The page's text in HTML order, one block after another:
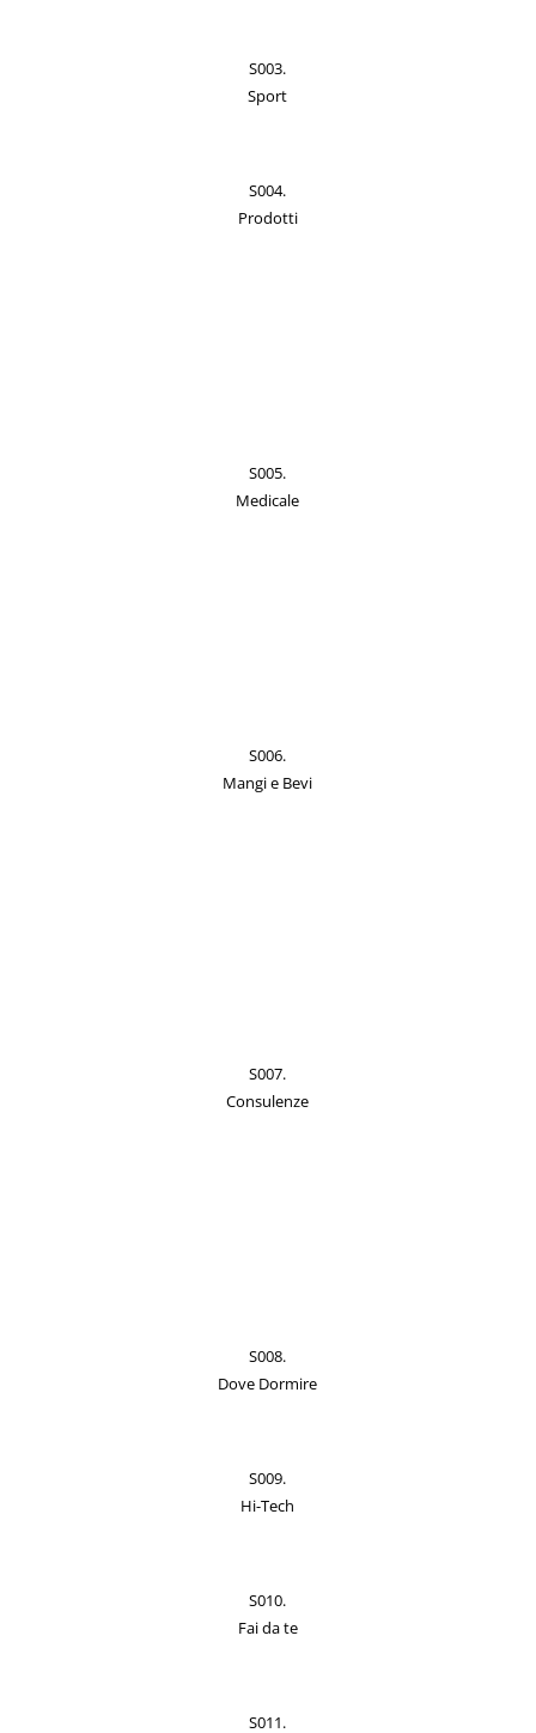
S003.
Sport
S004.
Prodotti
S005.
Medicale
S006.
Mangi e Bevi
S007.
Consulenze
S008.
Dove Dormire
S009.
Hi-Tech
S010.
Fai da te
S011.